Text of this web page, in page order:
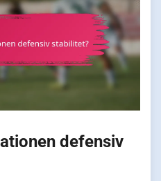
defensiv